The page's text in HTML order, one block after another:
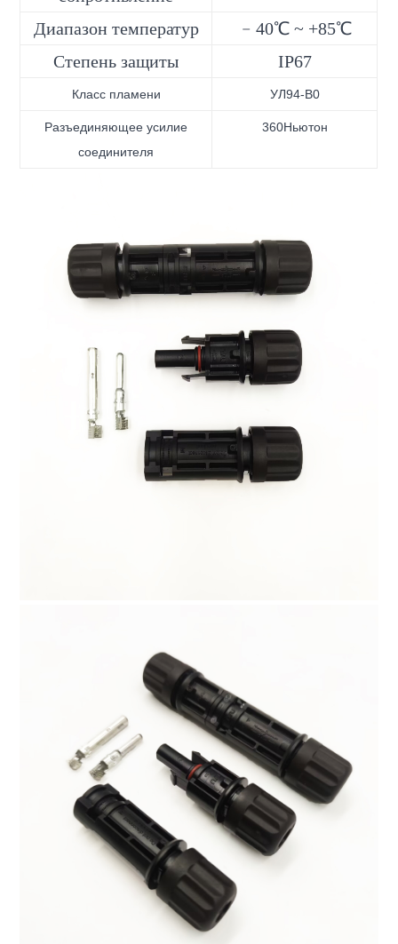
Диапазон температур
﹣40℃ ~ +85℃
Степень защиты
IP67
Класс пламени УЛ94-В0
Разъединяющее усилие
соединителя
360Ньютон